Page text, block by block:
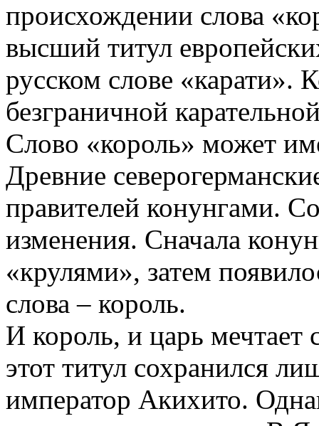
происхождении слова
высший титул
русском слове «карати».
безграничной
Слово «король» может
Древние
правителей конунгами.
изменения. Сначала
«крулями», затем
слова – король.
И король, и царь мечтает
этот титул сохранился
император Акихито.